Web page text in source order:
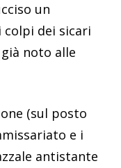
un
colpi dei sicari
noto alle
(sul posto
e i
antistante